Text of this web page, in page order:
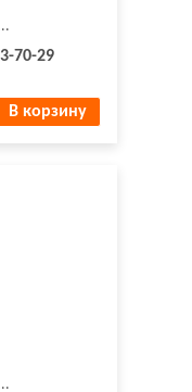
70-29
В корзину